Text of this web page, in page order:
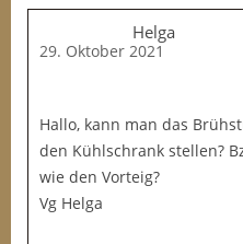
Helga
29. Oktober 2021
Hallo, kann man das
den Kühlschrank stellen?
wie den Vorteig?
Vg Helga